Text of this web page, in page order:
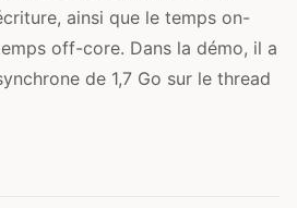
ainsi que le temps on-
off-core. Dans la démo, il a
de 1,7 Go sur le thread